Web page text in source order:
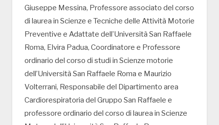
Giuseppe Messina, Professore associato del corso
di laurea in Scienze e Tecniche delle Attività Motorie
Preventive e Adattate dell’Università San Raffaele
Roma, Elvira Padua, Coordinatore e Professore
ordinario del corso di studi in Scienze motorie
dell’Università San Raffaele Roma e Maurizio
Volterrani, Responsabile del Dipartimento area
Cardiorespiratoria del Gruppo San Raffaele e
professore ordinario del corso di laurea in Scienze